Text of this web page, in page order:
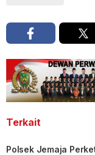
Terkait
Polsek Jemaja